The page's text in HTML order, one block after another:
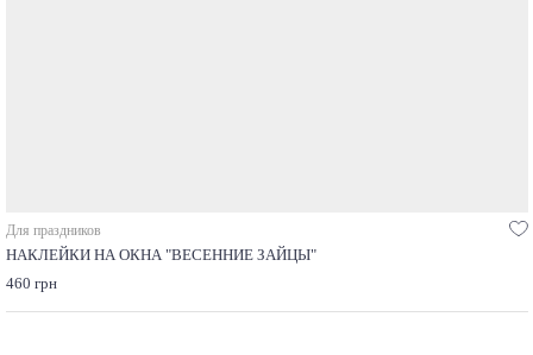
Для праздников
НАКЛЕЙКИ НА ОКНА "ВЕСЕННИЕ ЗАЙЦЫ"
460 грн